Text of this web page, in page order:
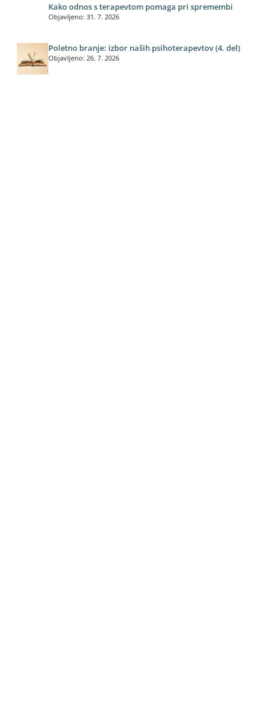
Kako odnos s terapevtom pomaga pri spremembi
Objavljeno: 31. 7. 2026
Poletno branje: izbor naših psihoterapevtov (4. del)
Objavljeno: 26. 7. 2026